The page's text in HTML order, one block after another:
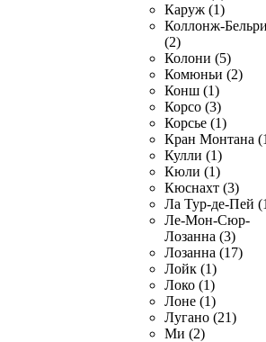
Каруж (1)
Коллонж-
(2)
Колони (5)
Комюньи (2)
Конш (1)
Корсо (3)
Корсье (1)
Кран Монтана
Кулли (1)
Кюли (1)
Кюснахт (3)
Ла Тур-де-Пей
Ле-Мон-Сюр-
Лозанна (3)
Лозанна (17)
Лойк (1)
Локо (1)
Лоне (1)
Лугано (21)
Ми (2)